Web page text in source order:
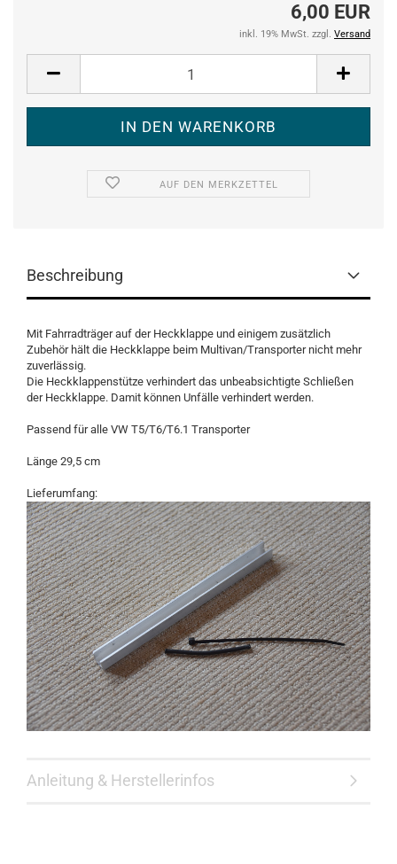
6,00 EUR
inkl. 19% MwSt. zzgl. Versand
AUF DEN MERKZETTEL
Beschreibung
Mit Fahrradträger auf der Heckklappe und einigem zusätzlich
Zubehör hält die Heckklappe beim Multivan/Transporter nicht mehr
zuverlässig.
Die Heckklappenstütze verhindert das unbeabsichtigte Schließen
der Heckklappe. Damit können Unfälle verhindert werden.
Passend für alle VW T5/T6/T6.1 Transporter
Länge 29,5 cm
Lieferumfang:
Anleitung & Herstellerinfos